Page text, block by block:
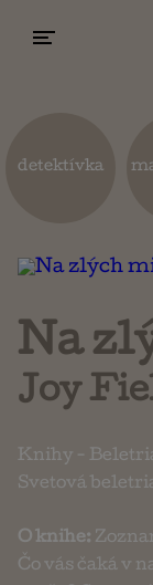
detektívka
Na
Joy
Knihy -
Svetová
O knihe:
Čo vás čaká v